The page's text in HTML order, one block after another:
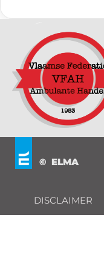
© ELMA
DISCLAIMER